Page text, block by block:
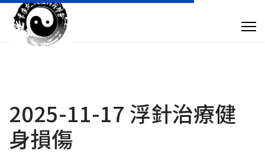
欄 文 章
針 灸 診 症
搜尋
2025-11-17 浮針治療健
身損傷